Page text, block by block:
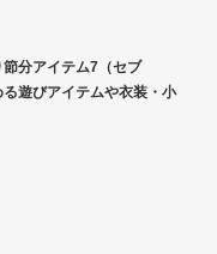
分アイテム7（セブ
遊びアイテムや衣装・小